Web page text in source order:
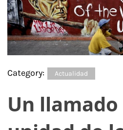
Category: Actualidad
Un llamado